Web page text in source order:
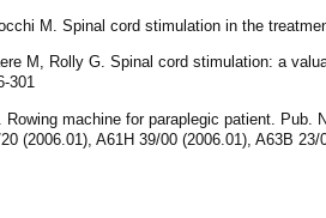
M. Spinal cord stimulation in the
M, Rolly G. Spinal cord stimulation: a
301
machine for paraplegic patient. Pub.
(2006.01), A61H 39/00 (2006.01), A63B